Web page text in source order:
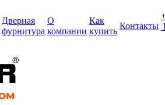
Дверная
фурнитура
О
компании
Как
купить
Контакты